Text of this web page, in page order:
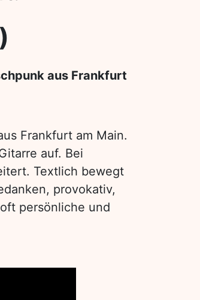
aus Frankfurt
Frankfurt am Main.
auf. Bei
Textlich bewegt
provokativ,
persönliche und